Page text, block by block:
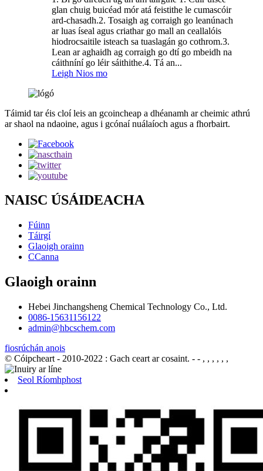
glan chuig buicéad mór atá feistithe le cumascóir
ard-chasadh.2. Tosaigh ag corraigh go leanúnach
ar luas íseal agus criathar go mall an ceallalóis
hiodrocsaitile isteach sa tuaslagán go cothrom.3.
Lean ar aghaidh ag corraigh go dtí go mbeidh na
cáithníní go léir sáithithe.4. Tá an...
Leigh Nios mo
Táimid tar éis cloí leis an gcoincheap a dhéanamh ar cheimic athrú
ar shaol na ndaoine, agus i gcónaí nuálaíoch agus a fhorbairt.
NAISC ÚSÁIDEACHA
Fúinn
Táirgí
Glaoigh orainn
CCanna
Glaoigh orainn
Hebei Jinchangsheng Chemical Technology Co., Ltd.
0086-15631156122
admin@hbcschem.com
fiosrúchán anois
© Cóipcheart - 2010-2022 : Gach ceart ar cosaint. - - , , , , , ,
Seol Ríomhphost